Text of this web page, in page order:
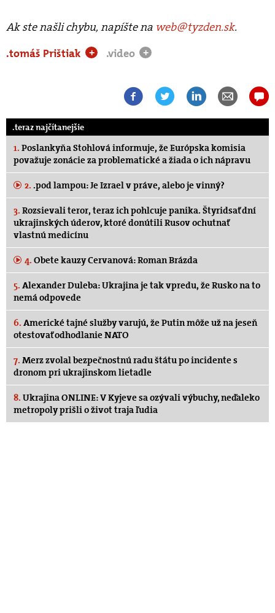
Ak ste našli chybu, napíšte na web@tyzden.sk.
.tomáš Prištiak
+ .video +
.teraz najčítanejšie
1. Poslankyňa Stohlová informuje, že Európska komisia
považuje zonácie za problematické a žiada o ich nápravu
2. .pod lampou: Je Izrael v práve, alebo je vinný?
3. Rozsievali teror, teraz ich pohlcuje panika. Štyridsať dní
ukrajinských úderov, ktoré donútili Rusov ochutnať
vlastnú medicínu
4. Obete kauzy Cervanová: Roman Brázda
5. Alexander Duleba: Ukrajina je tak vpredu, že Rusko na to
nemá odpovede
6. Americké tajné služby varujú, že Putin môže už na jeseň
otestovať odhodlanie NATO
7. Merz zvolal bezpečnostnú radu štátu po incidente s
dronom pri ukrajinskom lietadle
8. Ukrajina ONLINE: V Kyjeve sa ozývali výbuchy, neďaleko
metropoly prišli o život traja ľudia